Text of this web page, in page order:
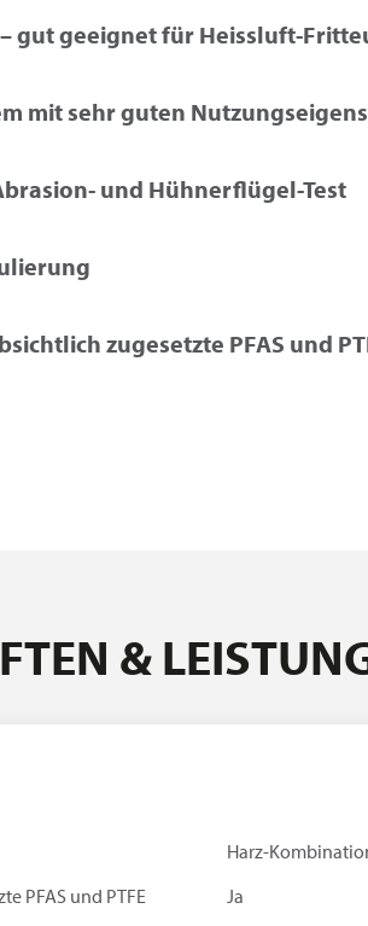
gut geeignet für Heissluft-
mit sehr guten
und Hühnerflügel-Test
zugesetzte PFAS und
&
Harz-
PFAS und PTFE
Ja